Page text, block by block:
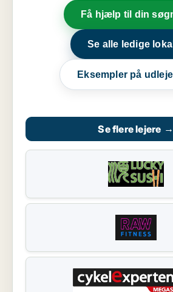
Få hjælp til din
Se alle ledige
Eksempler på
Se flere lejere →